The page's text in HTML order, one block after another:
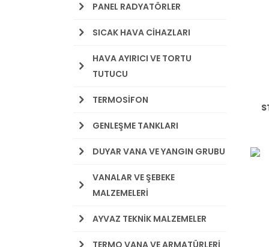
PANEL RADYATÖRLER
SICAK HAVA CİHAZLARI
HAVA AYIRICI VE TORTU
TUTUCU
TERMOSİFON
GENLEŞME TANKLARI
DUYAR VANA VE YANGIN GRUBU
VANALAR VE ŞEBEKE
MALZEMELERİ
AYVAZ TEKNİK MALZEMELER
TERMO VANA VE ARMATÜRLERİ